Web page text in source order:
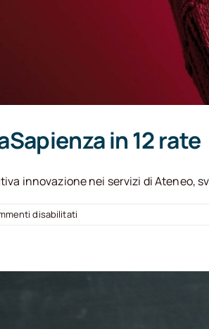
in 12 rate
innovazione nei servizi di Ateneo,
disabilitati